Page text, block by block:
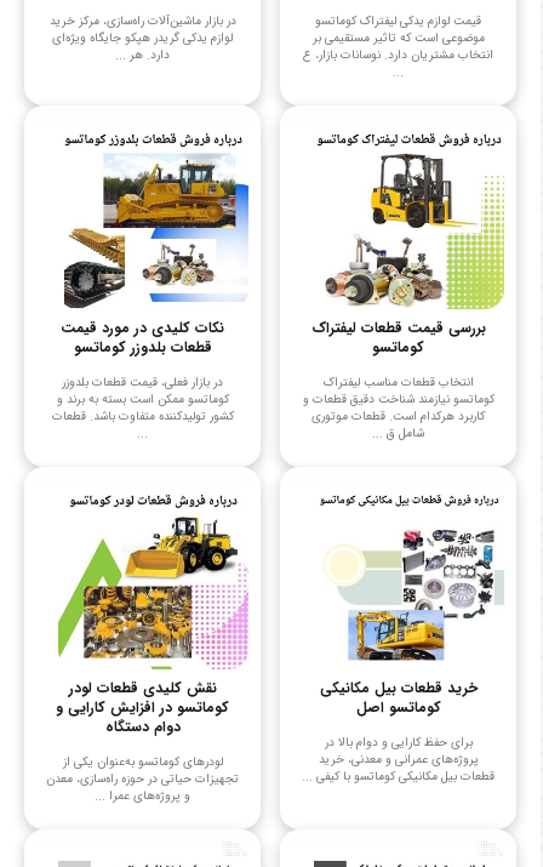
قیمت لوازم یدکی لیفتراک کوماتسو
موضوعی است که تاثیر مستقیمی بر
انتخاب مشتریان دارد. نوسانات بازار، ع
...
در بازار ماشین‌آلات راه‌سازی، مرکز خرید
لوازم یدکی گریدر هپکو جایگاه ویژه‌ای
دارد. هر ...
بررسی قیمت قطعات لیفتراک
کوماتسو
انتخاب قطعات مناسب لیفتراک
کوماتسو نیازمند شناخت دقیق قطعات و
کاربرد هرکدام است. قطعات موتوری
شامل ق ...
نکات کلیدی در مورد قیمت
قطعات بلدوزر کوماتسو
در بازار فعلی، قیمت قطعات بلدوزر
کوماتسو ممکن است بسته به برند و
کشور تولیدکننده متفاوت باشد. قطعات
...
خرید قطعات بیل مکانیکی
کوماتسو اصل
برای حفظ کارایی و دوام بالا در
پروژه‌های عمرانی و معدنی، خرید
قطعات بیل مکانیکی کوماتسو با کیفی ...
نقش کلیدی قطعات لودر
کوماتسو در افزایش کارایی و
دوام دستگاه
لودرهای کوماتسو به‌عنوان یکی از
تجهیزات حیاتی در حوزه راه‌سازی، معدن
و پروژه‌های عمرا ...